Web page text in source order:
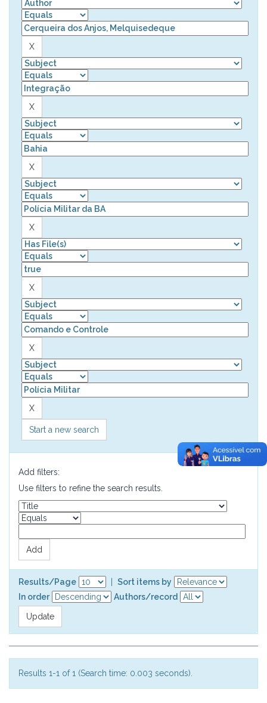
Start a new search
Add filters:
Use filters to refine the search results.
Results/Page
Sort items by
In order
Authors/record
Results 1-1 of 1 (Search time: 0.003 seconds).